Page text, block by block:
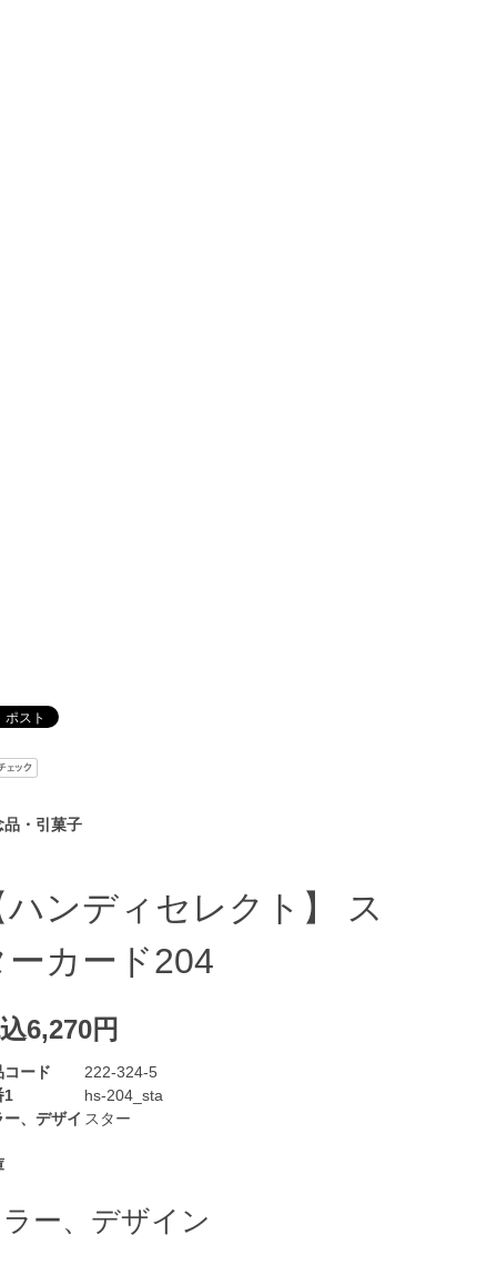
品・引菓子
ハンディセレクト】 ス
ーカード204
6,270円
コード
222-324-5
1
hs-204_sta
ー、デザイ スター
ー、デザイン